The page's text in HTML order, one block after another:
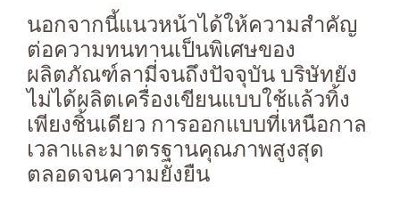
นอกจากนี้แนวหน้าได้ให้ความสำคัญ
ต่อความทนทานเป็นพิเศษของ
ผลิตภัณฑ์ลามี่จนถึงปัจจุบัน บริษัทยัง
ไม่ได้ผลิตเครื่องเขียนแบบใช้แล้วทิ้ง
เพียงชิ้นเดียว การออกแบบที่เหนือกาล
เวลาและมาตรฐานคุณภาพสูงสุด
ตลอดจนความยั่งยืน